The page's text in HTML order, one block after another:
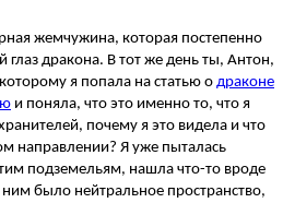
жемчужина, которая постепенно
глаз дракона. В тот же день ты, Антон,
я попала на статью о драконе
и поняла, что это именно то, что я
почему я это видела и что
направлении? Я уже пыталась
подземельям, нашла что-то вроде
было нейтральное пространство,